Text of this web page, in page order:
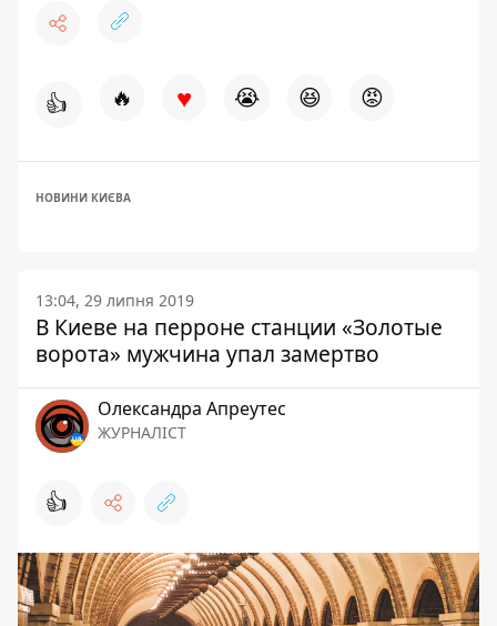
👍 🔥 ♥ 😭 😆 😡
НОВИНИ КИЄВА
13:04, 29 липня 2019
В Киеве на перроне станции «Золотые
ворота» мужчина упал замертво
Олександра Апреутес
ЖУРНАЛІСТ
👍